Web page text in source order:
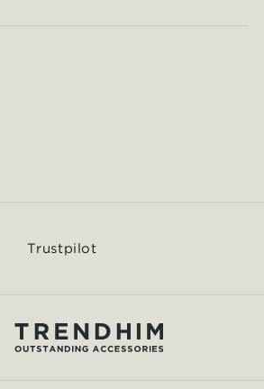
Trustpilot